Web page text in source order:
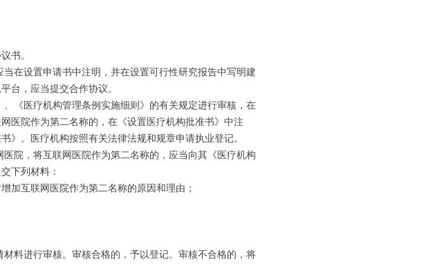
书。
在设置申请书中注明，并在设置可行性研究报告中写明建
台，应当提交合作协议。
《医疗机构管理条例实施细则》的有关规定进行审核，在
医院作为第二名称的，在《设置医疗机构批准书》中注
》。医疗机构按照有关法律法规和规章申请执业登记。
院，将互联网医院作为第二名称的，应当向其《医疗机构
下列材料：
加互联网医院作为第二名称的原因和理由；
料进行审核。审核合格的，予以登记。审核不合格的，将